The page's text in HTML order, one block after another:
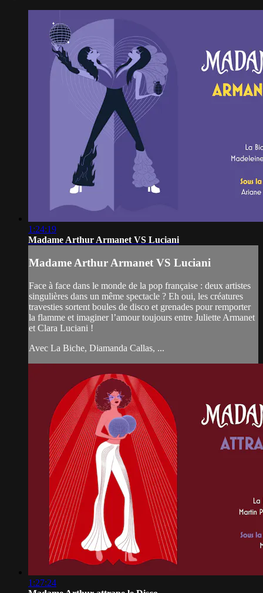
1:24:19
Madame Arthur Armanet VS Luciani
Madame Arthur Armanet VS Luciani
Face à face dans le monde de la pop française : deux artistes
singulières dans un même spectacle ? Eh oui, les créatures
travesties sortent boules de disco et grenades pour remporter
la flamme et imaginer l’amour toujours entre Juliette Armanet
et Clara Luciani !
Avec La Biche, Diamanda Callas, ...
1:27:24